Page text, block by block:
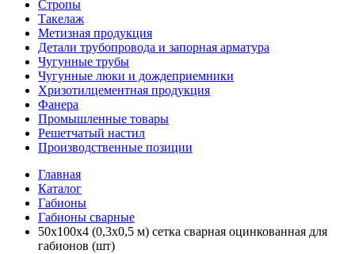
Стропы
Такелаж
Метизная продукция
Детали трубопровода и запорная арматура
Чугунные трубы
Чугунные люки и дождеприемники
Хризотилцементная продукция
Фанера
Промышленные товары
Решетчатый настил
Производственные позиции
Главная
Каталог
Габионы
Габионы сварные
50х100х4 (0,3х0,5 м) сетка сварная оцинкованная для
габионов (шт)